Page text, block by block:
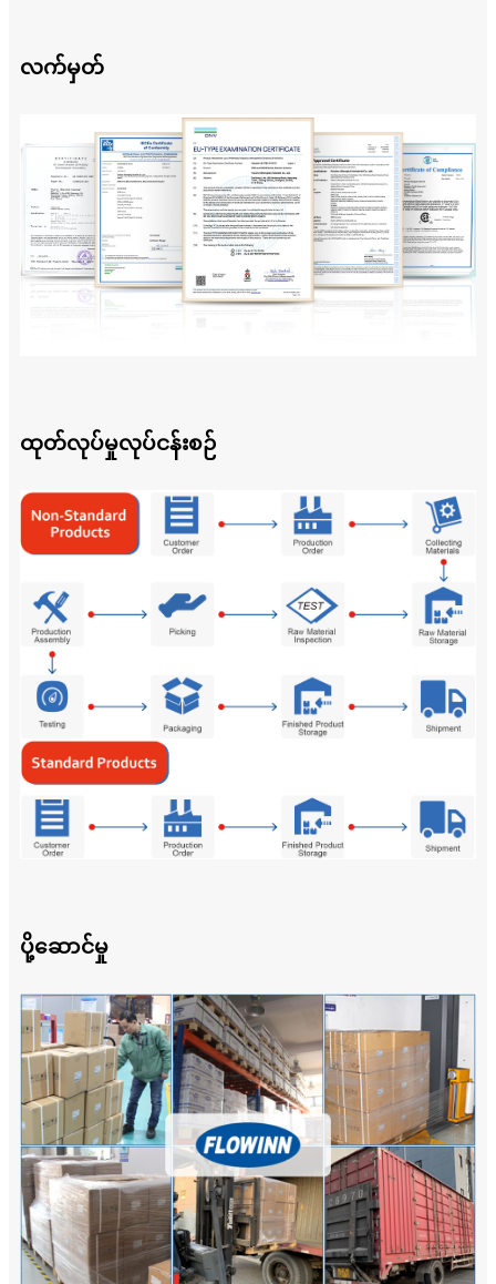
လက်မှတ်
ထုတ်လုပ်မှုလုပ်ငန်းစဉ်
ပို့ဆောင်မှု